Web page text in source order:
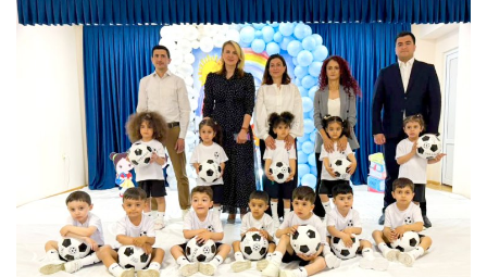
Olimpiada
Formula 1
İdman növləri